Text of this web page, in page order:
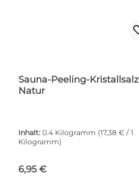
Sauna-Peeling-Kristallsalz
Natur
Inhalt: 0.4 Kilogramm (17,38 € / 1
Kilogramm)
Regulärer Preis:
6,95 €